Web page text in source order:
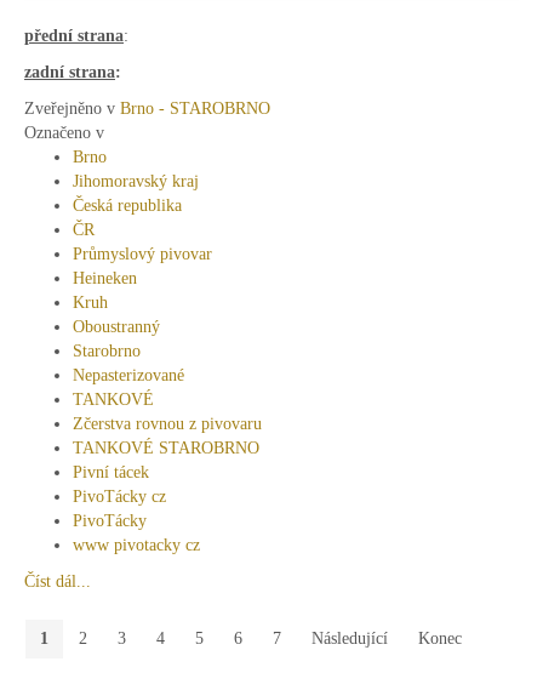
přední strana:
zadní strana:
Zveřejněno v Brno - STAROBRNO
Označeno v
Brno
Jihomoravský kraj
Česká republika
ČR
Průmyslový pivovar
Heineken
Kruh
Oboustranný
Starobrno
Nepasterizované
TANKOVÉ
Zčerstva rovnou z pivovaru
TANKOVÉ STAROBRNO
Pivní tácek
PivoTácky cz
PivoTácky
www pivotacky cz
Číst dál...
1 2 3 4 5 6 7 Následující Konec